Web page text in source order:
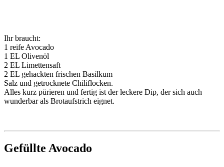
Ihr braucht:
1 reife Avocado
1 EL Olivenöl
2 EL Limettensaft
2 EL gehackten frischen Basilkum
Salz und getrocknete Chiliflocken.
Alles kurz pürieren und fertig ist der leckere Dip, der sich auch
wunderbar als Brotaufstrich eignet.
Gefüllte Avocado